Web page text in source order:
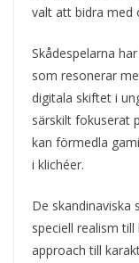
valt att bidra med
Skådespelarna
som resonerar
digitala skiftet i
särskilt fokuserat
kan förmedla
i klichéer.
De skandinaviska
speciell realism
approach till